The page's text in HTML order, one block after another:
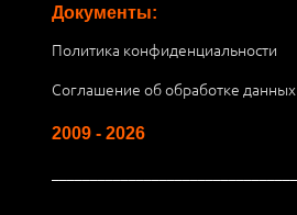
Документы:
Политика конфиденциальности
Соглашение об обработке данных
2009 - 2026